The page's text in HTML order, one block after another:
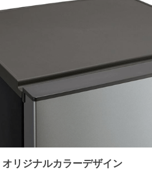
オリジナルカラーデザイン